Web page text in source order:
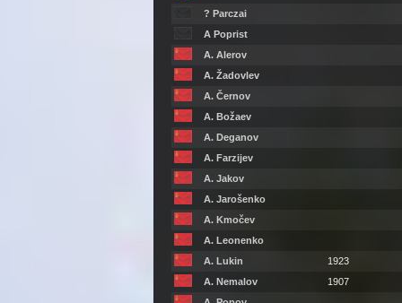
? Parczai
A Poprist
A. Alerov
A. Žadovlev
A. Černov
A. Božaev
A. Deganov
A. Farzijev
A. Jakov
A. Jarošenko
A. Kmočev
A. Leonenko
A. Lukin
1923
A. Nemalov
1907